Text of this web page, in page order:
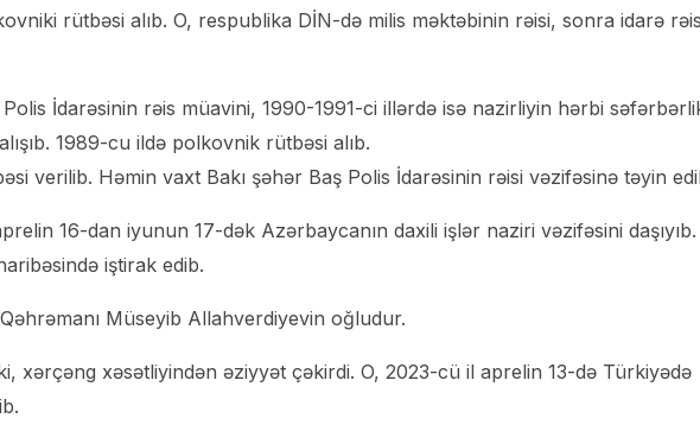
rütbəsi alıb. O, respublika DİN-də milis məktəbinin rəisi, sonra idarə
İdarəsinin rəis müavini, 1990-1991-ci illərdə isə nazirliyin hərbi
1989-cu ildə polkovnik rütbəsi alıb.
verilib. Həmin vaxt Bakı şəhər Baş Polis İdarəsinin rəisi vəzifəsinə təyin
16-dan iyunun 17-dək Azərbaycanın daxili işlər naziri vəzifəsini daşıyıb.
iştirak edib.
Müseyib Allahverdiyevin oğludur.
xərçəng xəsətliyindən əziyyət çəkirdi. O, 2023-cü il aprelin 13-də Türkiyədə